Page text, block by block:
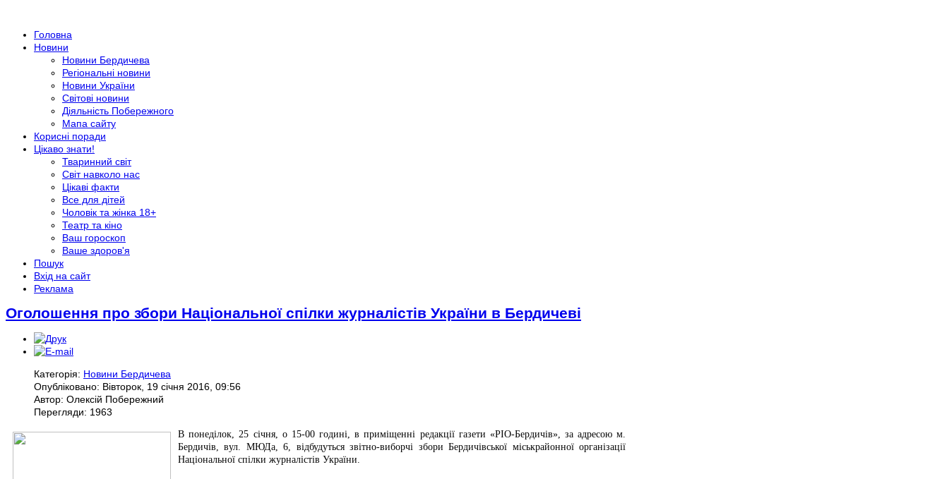
Головна
Новини
Новини Бердичева
Регіональні новини
Новини України
Світові новини
Діяльність Побережного
Мапа сайту
Корисні поради
Цікаво знати!
Тваринний світ
Світ навколо нас
Цікаві факти
Все для дітей
Чоловік та жінка 18+
Театр та кіно
Ваш гороскоп
Ваше здоров'я
Пошук
Вхід на сайт
Реклама
Оголошення про збори Національної спілки журналістів України в Бердичеві
Категорія: Новини Бердичева
Опубліковано: Вівторок, 19 січня 2016, 09:56
Автор: Олексій Побережний
Перегляди: 1963
В понеділок, 25 січня, о 15-00 годині, в приміщенні редакції газети «РІО-Бердичів», за адресою м.
Бердичів, вул. МЮДа, 6, відбудуться звітно-виборчі збори Бердичівської міськрайонної організації
Національної спілки журналістів України.